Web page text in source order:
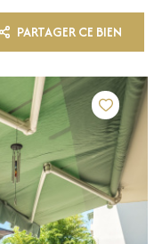
PARTAGER CE BIEN